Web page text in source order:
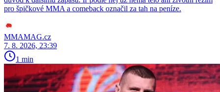
pro špičkové MMA a comeback označil za tah na peníze.
MMAMAG.cz
7. 8. 2026, 23:39
1 min